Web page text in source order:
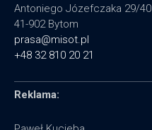
Antoniego Józefczaka 29/40
41-902 Bytom
prasa@misot.pl
+48 32 810 20 21
Reklama: